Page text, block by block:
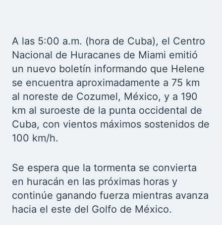
A las 5:00 a.m. (hora de Cuba), el Centro
Nacional de Huracanes de Miami emitió
un nuevo boletín informando que Helene
se encuentra aproximadamente a 75 km
al noreste de Cozumel, México, y a 190
km al suroeste de la punta occidental de
Cuba, con vientos máximos sostenidos de
100 km/h.
Se espera que la tormenta se convierta
en huracán en las próximas horas y
continúe ganando fuerza mientras avanza
hacia el este del Golfo de México.